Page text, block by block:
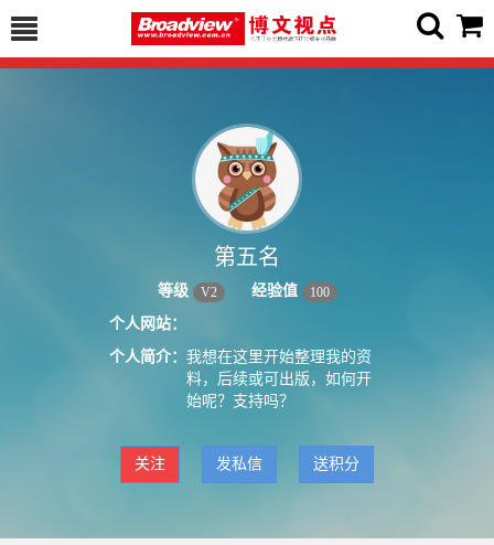
第五名
等级 V2 经验值 100
个人网站：
个人简介： 我想在这里开始整理我的资
料，后续或可出版，如何开
始呢？支持吗？
关注 发私信 送积分